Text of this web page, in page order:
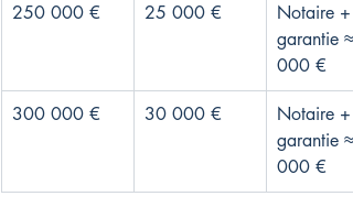
250 000 € 25 000 €
Notaire +
garantie
000 €
300 000 € 30 000 €
Notaire +
garantie
000 €